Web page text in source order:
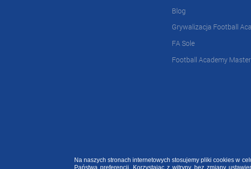
Blog
Grywalizacja Football
FA Sole
Football Academy
2020 ©FOOTBALL ACADEMY | ul. Kowalska 2, 45-588 Opole
Na naszych stronach internetowych stosujemy pliki cookies w
Państwa preferencji. Korzystając z witryny bez zmiany